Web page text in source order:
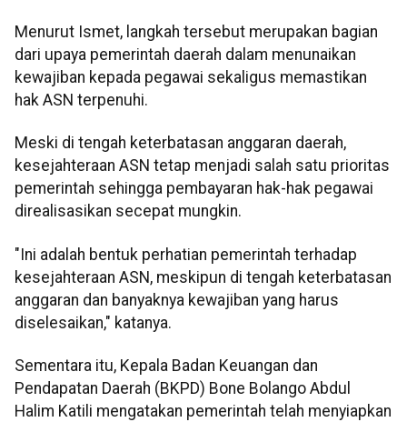
Menurut Ismet, langkah tersebut merupakan bagian
dari upaya pemerintah daerah dalam menunaikan
kewajiban kepada pegawai sekaligus memastikan
hak ASN terpenuhi.
Meski di tengah keterbatasan anggaran daerah,
kesejahteraan ASN tetap menjadi salah satu prioritas
pemerintah sehingga pembayaran hak-hak pegawai
direalisasikan secepat mungkin.
"Ini adalah bentuk perhatian pemerintah terhadap
kesejahteraan ASN, meskipun di tengah keterbatasan
anggaran dan banyaknya kewajiban yang harus
diselesaikan," katanya.
Sementara itu, Kepala Badan Keuangan dan
Pendapatan Daerah (BKPD) Bone Bolango Abdul
Halim Katili mengatakan pemerintah telah menyiapkan